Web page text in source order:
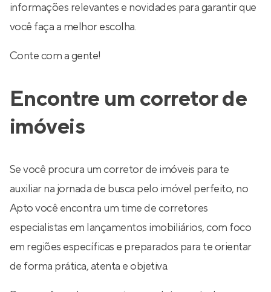
informações relevantes e novidades para garantir que
você faça a melhor escolha.
Conte com a gente!
Encontre um corretor de
imóveis
Se você procura um corretor de imóveis para te
auxiliar na jornada de busca pelo imóvel perfeito, no
Apto você encontra um time de corretores
especialistas em lançamentos imobiliários, com foco
em regiões específicas e preparados para te orientar
de forma prática, atenta e objetiva.